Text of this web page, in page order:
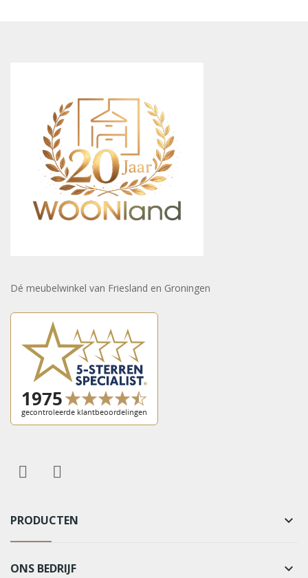
Dé meubelwinkel van Friesland en Groningen
PRODUCTEN keyboard_arrow_down
ONS BEDRIJF keyboard_arrow_down